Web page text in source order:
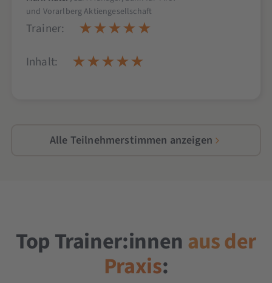
und Vorarlberg Aktiengesellschaft
Trainer:
Inhalt:
Alle Teilnehmerstimmen anzeigen
Top Trainer:innenaus der
Praxis: